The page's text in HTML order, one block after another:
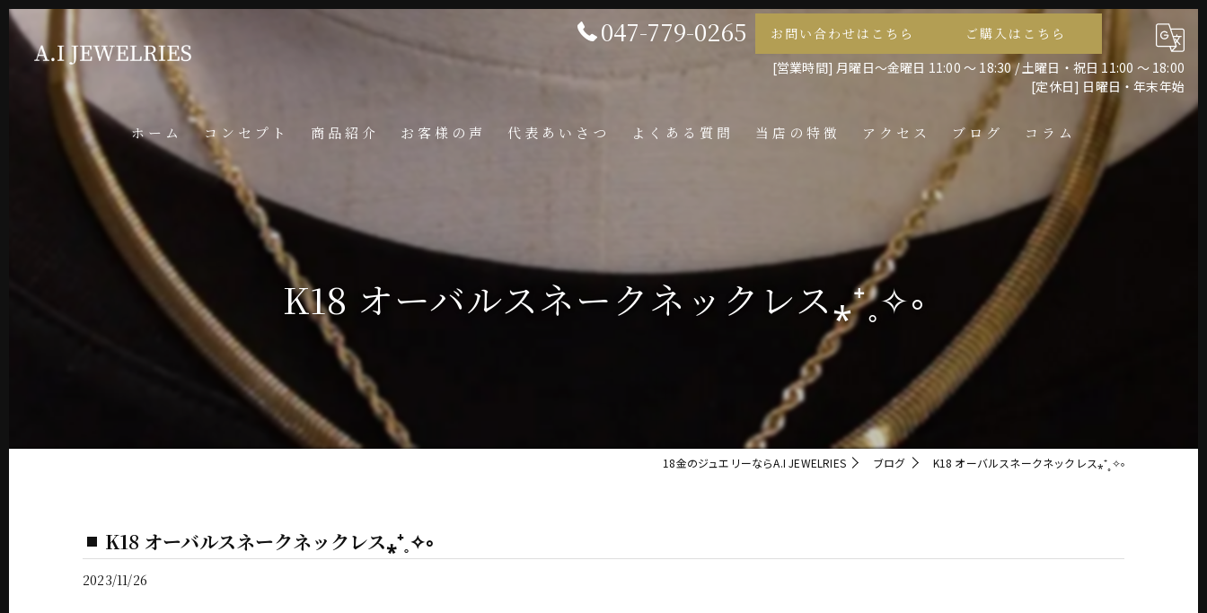
047-779-0265 お問い合わせはこちら
ご購入はこちら
[営業時間] 月曜日～金曜日 11:00 ～ 18:30 / 土曜日・祝日 11:00 ～ 18:00
[定休日] 日曜日・年末年始
ホーム コンセプト 商品紹介 お客様の声 代表あいさつ よくある質問 当店の特徴 アクセス ブログ コラム
K18 オーバルスネークネックレス⁎⁺˳✧༚
18金のジュエリーならA.I JEWELRIES ブログ K18 オーバルスネークネックレス⁎⁺˳✧༚
K18 オーバルスネークネックレス⁎⁺˳✧༚
2023/11/26